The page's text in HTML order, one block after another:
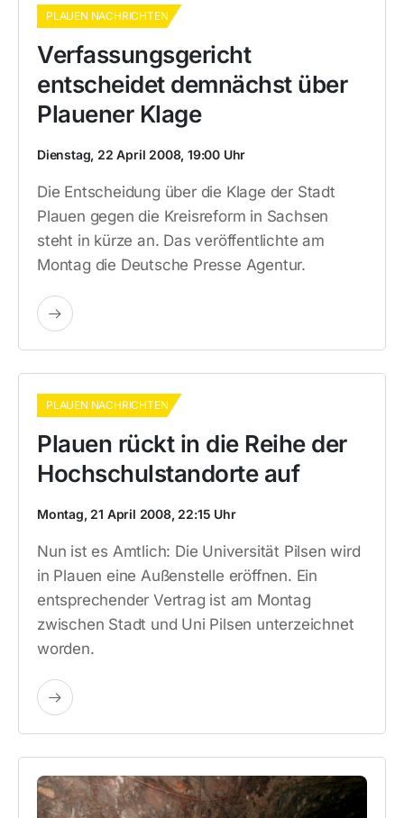
PLAUEN NACHRICHTEN
Verfassungsgericht
entscheidet demnächst über
Plauener Klage
Dienstag, 22 April 2008, 19:00 Uhr
Die Entscheidung über die Klage der Stadt
Plauen gegen die Kreisreform in Sachsen
steht in kürze an. Das veröffentlichte am
Montag die Deutsche Presse Agentur.
PLAUEN NACHRICHTEN
Plauen rückt in die Reihe der
Hochschulstandorte auf
Montag, 21 April 2008, 22:15 Uhr
Nun ist es Amtlich: Die Universität Pilsen wird
in Plauen eine Außenstelle eröffnen. Ein
entsprechender Vertrag ist am Montag
zwischen Stadt und Uni Pilsen unterzeichnet
worden.